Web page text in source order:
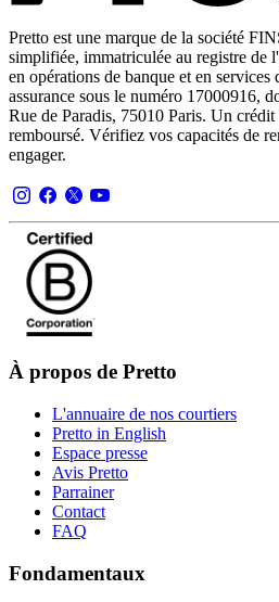
Pretto est une marque de la société
simplifiée, immatriculée au registre de
en opérations de banque et en services
assurance sous le numéro 17000916,
Rue de Paradis, 75010 Paris. Un
remboursé. Vérifiez vos capacités de
engager.
À propos de Pretto
L'annuaire de nos courtiers
Pretto in English
Espace presse
Avis Pretto
Parrainer
Contact
FAQ
Fondamentaux